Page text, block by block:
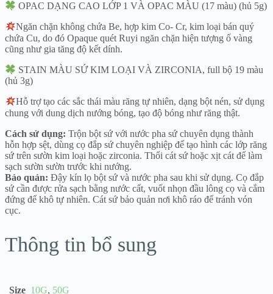
OPAC DẠNG CAO LỚP 1 VÀ OPAC MÀU (17 màu) (hủ 5g)
Ngăn chặn không chứa Be, hợp kim Co- Cr, kim loại bán quý
chứa Cu, do đó Opaque quét Ruyi ngăn chặn hiện tượng ố vàng
cũng như gia tăng độ kết dính.
STAIN MÀU SỨ KIM LOẠI VÀ ZIRCONIA, full bộ 19 màu
(hủ 3g)
Hỗ trợ tạo các sắc thái màu răng tự nhiên, dạng bột nén, sử dụng
chung với dung dịch nướng bóng, tạo độ bóng như răng thật.
Cách sử dụng: Trộn bột sứ với nước pha sứ chuyên dụng thành
hỗn hợp sệt, dùng cọ đắp sứ chuyên nghiệp để tạo hình các lớp răng
sứ trên sườn kim loại hoặc zirconia. Thổi cát sứ hoặc xịt cát để làm
sạch sườn sườn trước khi nướng.
Bảo quản: Đậy kín lọ bột sứ và nước pha sau khi sử dụng. Cọ đắp
sứ cần được rửa sạch bằng nước cất, vuốt nhọn đầu lông cọ và cắm
đứng để khô tự nhiên. Cát sứ bảo quản nơi khô ráo để tránh vón
cục.
Thông tin bổ sung
Size 10G, 50G